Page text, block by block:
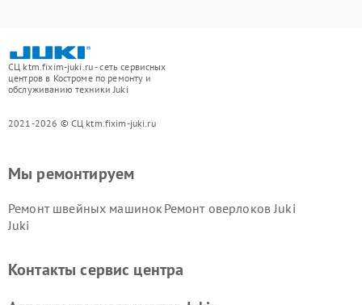
СЦ ktm.fixim-juki.ru - сеть сервисных
центров в Костроме по ремонту и
обслуживанию техники Juki
2021-2026 © СЦ ktm.fixim-juki.ru
Мы ремонтируем
Ремонт швейных машинок
Juki
Ремонт оверлоков Juki
Контакты сервис центра